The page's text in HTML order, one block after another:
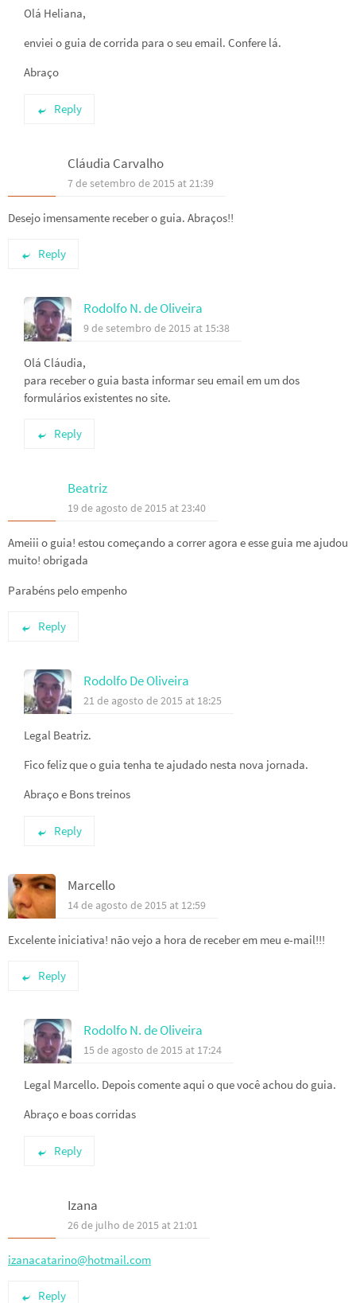
Olá Heliana,
enviei o guia de corrida para o seu email. Confere lá.
Abraço
Reply
Cláudia Carvalho
7 de setembro de 2015 at 21:39
Desejo imensamente receber o guia. Abraços!!
Reply
Rodolfo N. de Oliveira
9 de setembro de 2015 at 15:38
Olá Cláudia,
para receber o guia basta informar seu email em um dos
formulários existentes no site.
Reply
Beatriz
19 de agosto de 2015 at 23:40
Ameiii o guia! estou começando a correr agora e esse guia me ajudou
muito! obrigada
Parabéns pelo empenho
Reply
Rodolfo De Oliveira
21 de agosto de 2015 at 18:25
Legal Beatriz.
Fico feliz que o guia tenha te ajudado nesta nova jornada.
Abraço e Bons treinos
Reply
Marcello
14 de agosto de 2015 at 12:59
Excelente iniciativa! não vejo a hora de receber em meu e-mail!!!
Reply
Rodolfo N. de Oliveira
15 de agosto de 2015 at 17:24
Legal Marcello. Depois comente aqui o que você achou do guia.
Abraço e boas corridas
Reply
Izana
26 de julho de 2015 at 21:01
izanacatarino@hotmail.com
Reply